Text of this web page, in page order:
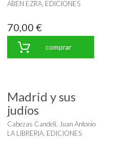
ABEN EZRA, EDICIONES
70,00 €
comprar
Madrid y sus
judíos
Cabezas Candeli, Juan Antonio
LA LIBRERIA, EDICIONES